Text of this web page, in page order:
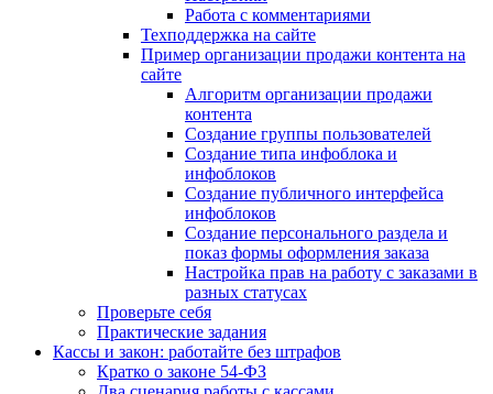
Работа с комментариями
Техподдержка на сайте
Пример организации продажи контента на
сайте
Алгоритм организации продажи
контента
Создание группы пользователей
Создание типа инфоблока и
инфоблоков
Создание публичного интерфейса
инфоблоков
Создание персонального раздела и
показ формы оформления заказа
Настройка прав на работу с заказами в
разных статусах
Проверьте себя
Практические задания
Кассы и закон: работайте без штрафов
Кратко о законе 54-ФЗ